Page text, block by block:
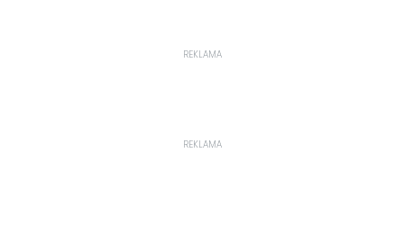
REKLAMA
REKLAMA